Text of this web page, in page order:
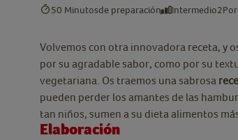
50 Minutosde preparación Intermedio2
Volvemos con otra innovadora receta, y
por su agradable sabor, como por su
vegetariana. Os traemos una sabrosa
pueden perder los amantes de las
tan niños, sumen a su dieta alimentos
Elaboración